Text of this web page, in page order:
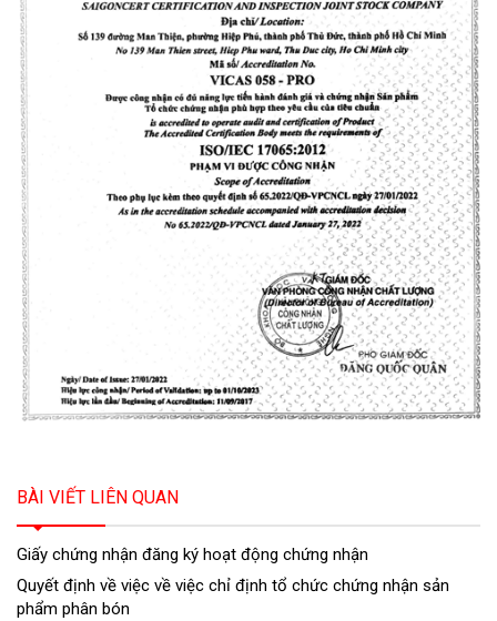
BÀI VIẾT LIÊN QUAN
Giấy chứng nhận đăng ký hoạt động chứng nhận
Quyết định về việc về việc chỉ định tổ chức chứng nhận sản
phẩm phân bón